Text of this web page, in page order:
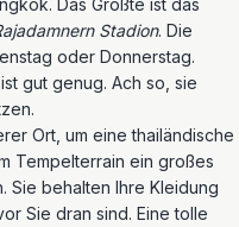
Stadion. Die
oder Donnerstag.
gut genug. Ach so, sie
Ort, um eine thailändische
Tempelterrain ein großes
Sie behalten Ihre Kleidung
Sie dran sind. Eine tolle